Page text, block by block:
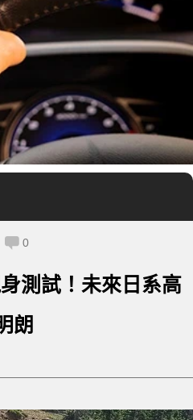
0
測試！未來日系高
朗